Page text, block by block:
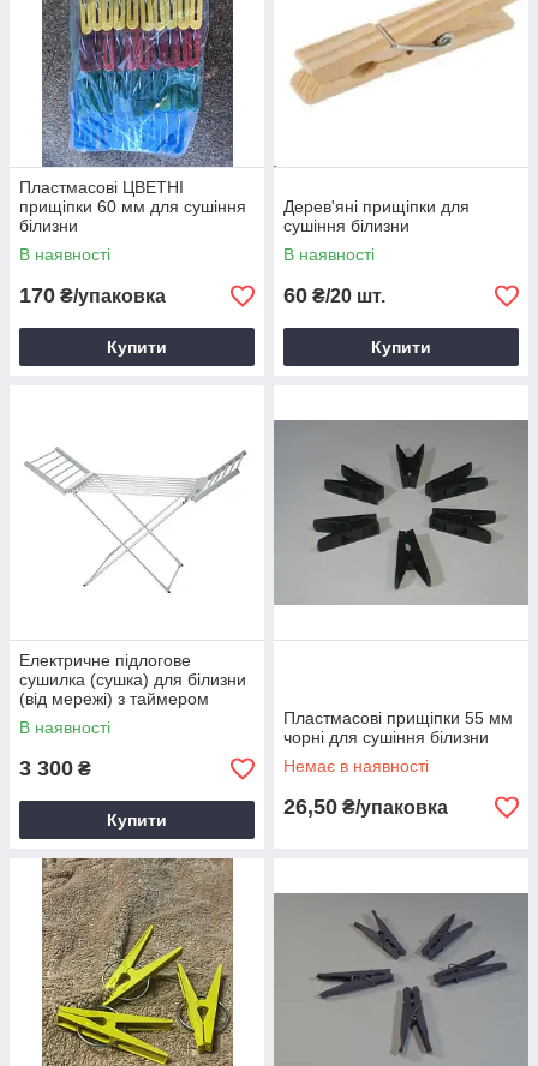
Пластмасові ЦВЕТНІ
прищіпки 60 мм для сушіння
білизни
В наявності
170 ₴/упаковка
Купити
Дерев'яні прищіпки для
сушіння білизни
В наявності
60 ₴/20 шт.
Купити
Електричне підлогове
сушилка (сушка) для білизни
(від мережі) з таймером
В наявності
3 300 ₴
Купити
Пластмасові прищіпки 55 мм
чорні для сушіння білизни
Немає в наявності
26,50 ₴/упаковка